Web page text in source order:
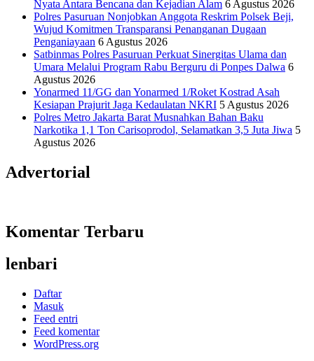
Nyata Antara Bencana dan Kejadian Alam 6 Agustus 2026
Polres Pasuruan Nonjobkan Anggota Reskrim Polsek Beji,
Wujud Komitmen Transparansi Penanganan Dugaan
Penganiayaan 6 Agustus 2026
Satbinmas Polres Pasuruan Perkuat Sinergitas Ulama dan
Umara Melalui Program Rabu Berguru di Ponpes Dalwa 6
Agustus 2026
Yonarmed 11/GG dan Yonarmed 1/Roket Kostrad Asah
Kesiapan Prajurit Jaga Kedaulatan NKRI 5 Agustus 2026
Polres Metro Jakarta Barat Musnahkan Bahan Baku
Narkotika 1,1 Ton Carisoprodol, Selamatkan 3,5 Juta Jiwa 5
Agustus 2026
Advertorial
Komentar Terbaru
lenbari
Daftar
Masuk
Feed entri
Feed komentar
WordPress.org